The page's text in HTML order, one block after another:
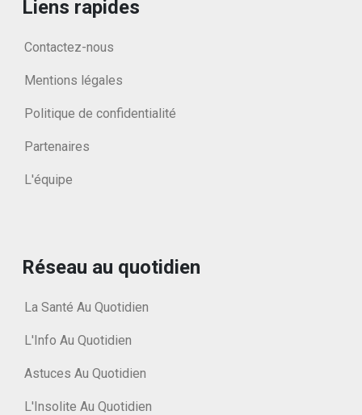
Liens rapides
Contactez-nous
Mentions légales
Politique de confidentialité
Partenaires
L'équipe
Réseau au quotidien
La Santé Au Quotidien
L'Info Au Quotidien
Astuces Au Quotidien
L'Insolite Au Quotidien